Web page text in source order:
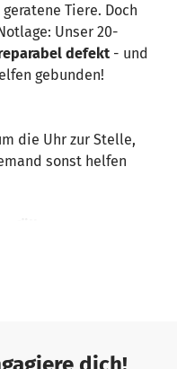
Tiere. Doch
Unser 20-
defekt- und
gebunden!
die Uhr zur Stelle,
sonst helfen
Tiere bleiben unversorgt